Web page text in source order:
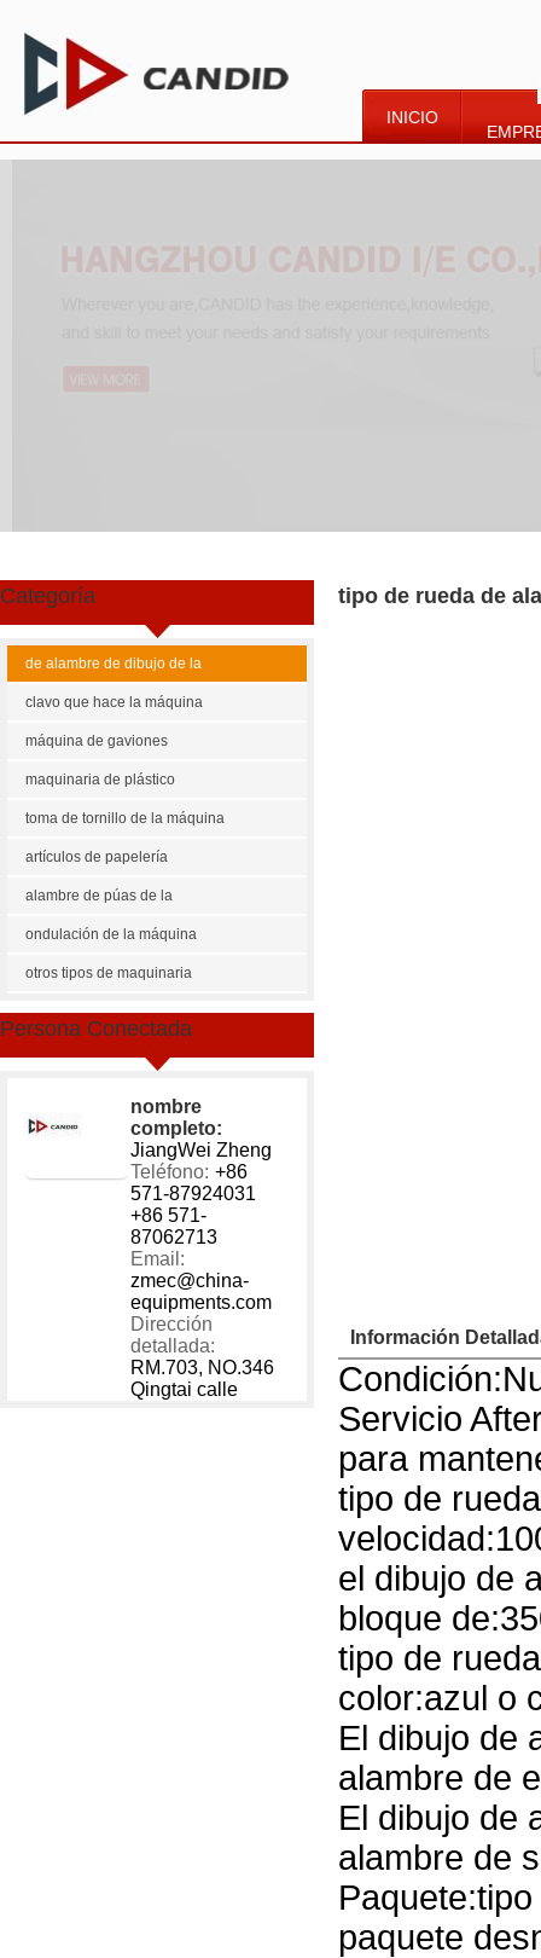
INICIO
Categoría
de alambre de dibujo de la
máquina
clavo que hace la máquina
máquina de gaviones
maquinaria de plástico
toma de tornillo de la máquina
artículos de papelería
maquinaria
alambre de púas de la
máquina
ondulación de la máquina
otros tipos de maquinaria
Persona Conectada
nombre
completo:
JiangWei Zheng
Teléfono: +86
571-87924031
+86 571-
87062713
Email:
zmec@china-
equipments.com
Dirección
detallada:
RM.703, NO.346
Qingtai calle
tipo de rueda de
Información
Servicio
para
tipo de
el dibujo de
bloque
tipo de
color:azul o
El dibujo de
alambre de
El dibujo de
alambre de
paquete